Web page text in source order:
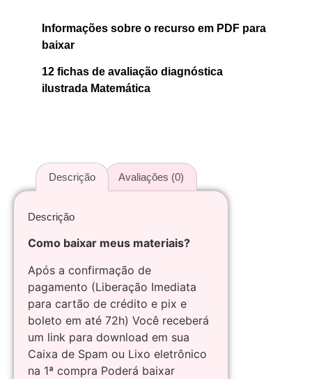
Informações sobre o recurso em PDF para
baixar
12 fichas de avaliação diagnóstica
ilustrada Matemática
Descrição Avaliações (0)
Descrição
Como baixar meus materiais?
Após a confirmação de
pagamento (Liberação Imediata
para cartão de crédito e pix e
boleto em até 72h) Você receberá
um link para download em sua
Caixa de Spam ou Lixo eletrônico
na 1ª compra Poderá baixar